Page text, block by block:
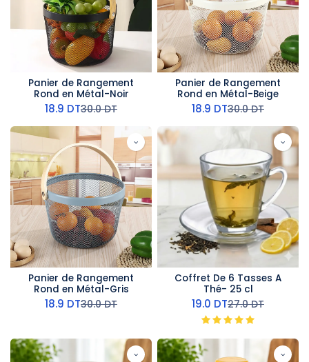
Panier de Rangement
Rond en Métal-Noir
18.9 DT30.0DT
Panier de Rangement
Rond en Métal-Beige
18.9 DT30.0DT
Panier de Rangement
Rond en Métal-Gris
18.9 DT30.0DT
Coffret De 6 Tasses A
Thé- 25 cl
19.0 DT27.0DT